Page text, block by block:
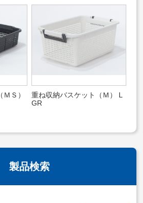
Ｓ）
重ね収納バスケット（Ｍ） L
GR
製品検索